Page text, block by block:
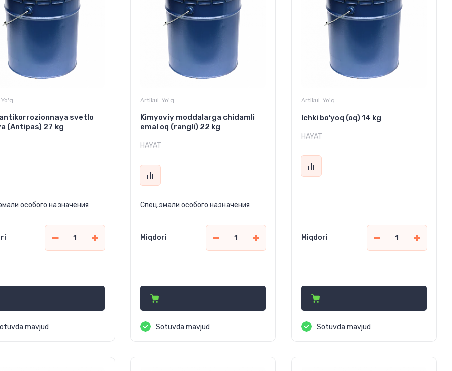
Yo'q
svetlo
(Antipas) 27 kg
особого назначения
mavjud
Artikul: Yo'q
Kimyoviy moddalarga chidamli
emal oq (rangli) 22 kg
HAYAT
Спец.эмали особого назначения
Miqdori
Sotuvda mavjud
Artikul: Yo'q
Ichki bo'yoq (oq) 14 kg
HAYAT
Miqdori
Sotuvda mavjud